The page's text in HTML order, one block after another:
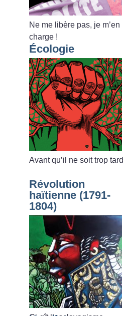
Ne me libère pas, je m’en
charge !
Écologie
Avant qu’il ne soit trop tard
Révolution
haïtienne (1791-
1804)